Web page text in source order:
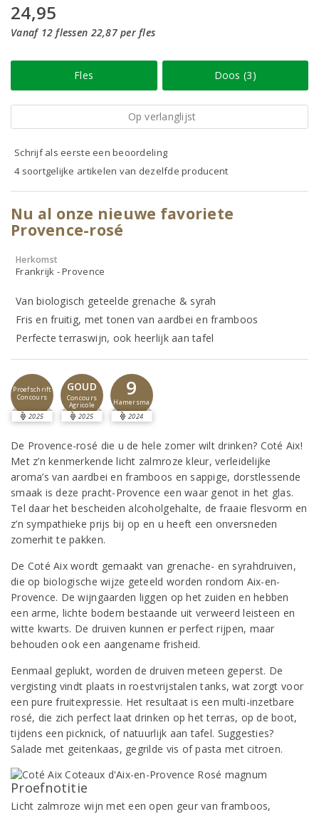
24,95
Vanaf 12 flessen 22,87 per fles
Fles Doos (3)
Op verlanglijst
Schrijf als eerste een beoordeling
4 soortgelijke artikelen van dezelfde producent
Nu al onze nieuwe favoriete
Provence-rosé
Herkomst
Frankrijk - Provence
Van biologisch geteelde grenache & syrah
Fris en fruitig, met tonen van aardbei en framboos
Perfecte terraswijn, ook heerlijk aan tafel
Proefschrift
Concours
2025
GOUD
Concours
Agricole
2025
9
Hamersma
2024
De Provence-rosé die u de hele zomer wilt drinken? Coté Aix!
Met z’n kenmerkende licht zalmroze kleur, verleidelijke
aroma’s van aardbei en framboos en sappige, dorstlessende
smaak is deze pracht-Provence een waar genot in het glas.
Tel daar het bescheiden alcoholgehalte, de fraaie flesvorm en
z’n sympathieke prijs bij op en u heeft een onversneden
zomerhit te pakken.
De Coté Aix wordt gemaakt van grenache- en syrahdruiven,
die op biologische wijze geteeld worden rondom Aix-en-
Provence. De wijngaarden liggen op het zuiden en hebben
een arme, lichte bodem bestaande uit verweerd leisteen en
witte kwarts. De druiven kunnen er perfect rijpen, maar
behouden ook een aangename frisheid.
Eenmaal geplukt, worden de druiven meteen geperst. De
vergisting vindt plaats in roestvrijstalen tanks, wat zorgt voor
een pure fruitexpressie. Het resultaat is een multi-inzetbare
rosé, die zich perfect laat drinken op het terras, op de boot,
tijdens een picknick, of natuurlijk aan tafel. Suggesties?
Salade met geitenkaas, gegrilde vis of pasta met citroen.
Proefnotitie
Licht zalmroze wijn met een open geur van framboos,